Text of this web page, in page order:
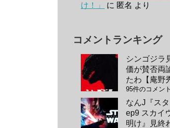
け！」
に 匿名 より
コメントランキング
シンゴジラ
価が賛否両
たわ【庵野
95件のコメント
なんJ『ス
ep9 スカイ
明け』見終